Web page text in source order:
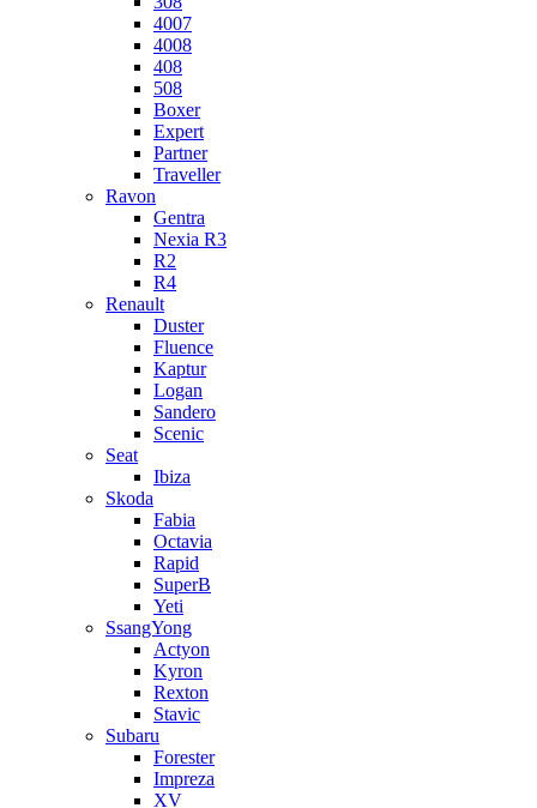
4007
4008
408
508
Boxer
Expert
Partner
Traveller
Ravon
Gentra
Nexia R3
R2
R4
Renault
Duster
Fluence
Kaptur
Logan
Sandero
Scenic
Seat
Ibiza
Skoda
Fabia
Octavia
Rapid
SuperB
Yeti
SsangYong
Actyon
Kyron
Rexton
Stavic
Subaru
Forester
Impreza
XV